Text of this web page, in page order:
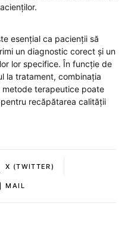
esențial ca pacienții să
un diagnostic corect și un
lor specifice. În funcție de
la tratament, combinația
terapeutice poate
recăpătarea calității
X (TWITTER)
MAIL